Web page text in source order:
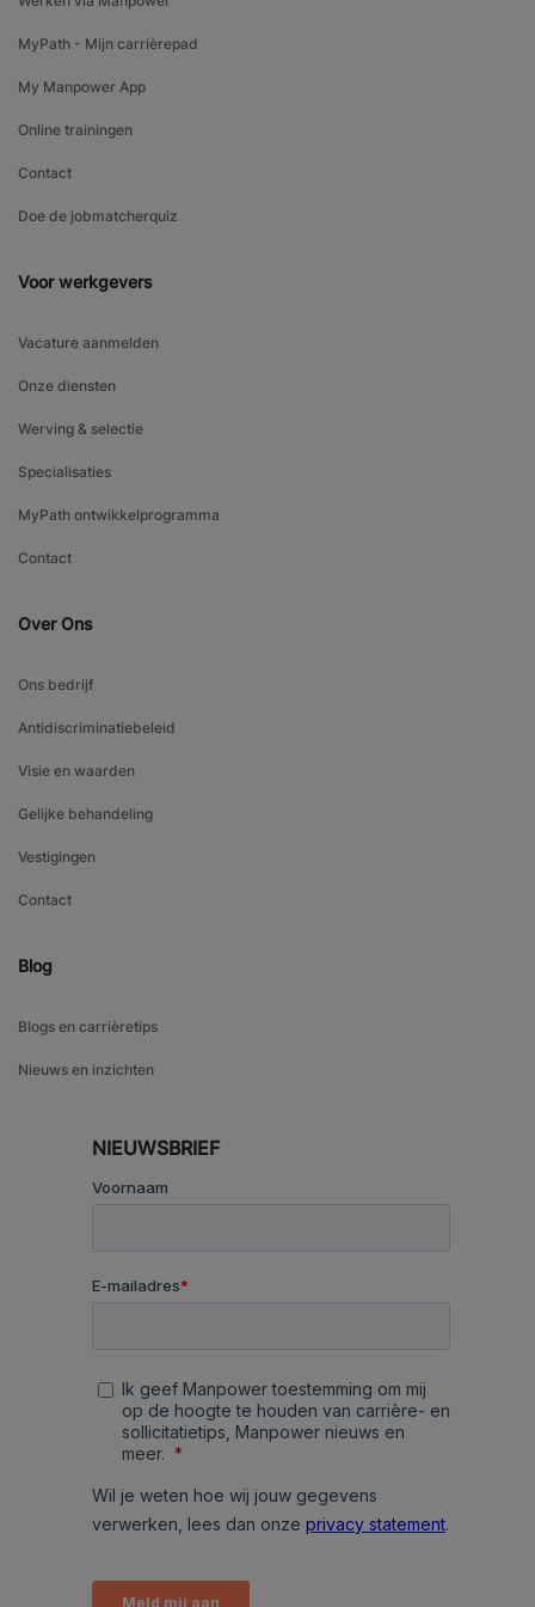
MyPath - Mijn carrièrepad
My Manpower App
Online trainingen
Contact
Doe de jobmatcherquiz
Voor werkgevers
Vacature aanmelden
Onze diensten
Werving & selectie
Specialisaties
MyPath ontwikkelprogramma
Contact
Over Ons
Ons bedrijf
Antidiscriminatiebeleid
Visie en waarden
Gelijke behandeling
Vestigingen
Contact
Blog
Blogs en carrièretips
Nieuws en inzichten
NIEUWSBRIEF